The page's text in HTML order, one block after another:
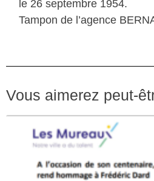
le 26 septembre 1954.
Tampon de l’agence
Vous aimerez peut-